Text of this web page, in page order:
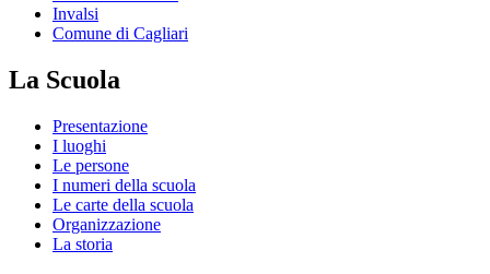
Invalsi
Comune di Cagliari
La Scuola
Presentazione
I luoghi
Le persone
I numeri della scuola
Le carte della scuola
Organizzazione
La storia